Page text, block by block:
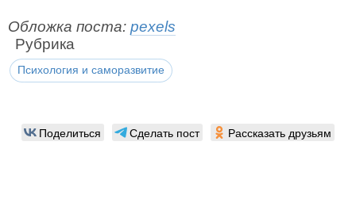
Обложка поста: pexels
Рубрика
Психология и саморазвитие
Поделиться Сделать пост Рассказать друзьям